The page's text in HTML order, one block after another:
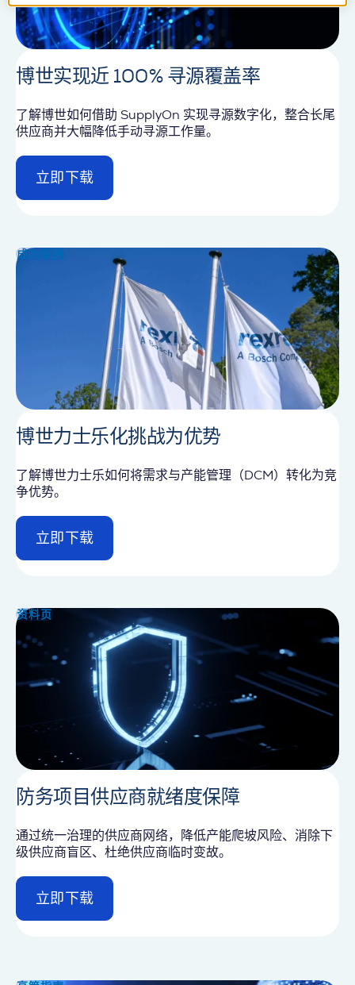
博世实现近 100% 寻源覆盖率
了解博世如何借助 SupplyOn 实现寻源数字化，整合长尾
供应商并大幅降低手动寻源工作量。
立即下载
d
e
i
成功案例
博世力士乐化挑战为优势
了解博世力士乐如何将需求与产能管理（DCM）转化为竞
争优势。
立即下载
d
e
i
资料页
防务项目供应商就绪度保障
通过统一治理的供应商网络，降低产能爬坡风险、消除下
级供应商盲区、杜绝供应商临时变故。
立即下载
d
e